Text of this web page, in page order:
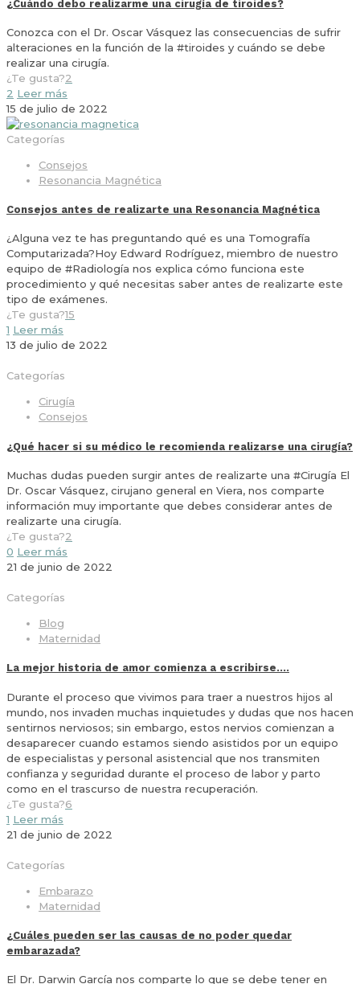
¿Cuándo debo realizarme una cirugía de tiroides?
Conozca con el Dr. Oscar Vásquez las consecuencias de sufrir
alteraciones en la función de la #tiroides y cuándo se debe
realizar una cirugía.
¿Te gusta?2
2 Leer más
15 de julio de 2022
Categorías
Consejos
Resonancia Magnética
Consejos antes de realizarte una Resonancia Magnética
¿Alguna vez te has preguntando qué es una Tomografía
Computarizada?Hoy Edward Rodríguez, miembro de nuestro
equipo de #Radiología nos explica cómo funciona este
procedimiento y qué necesitas saber antes de realizarte este
tipo de exámenes.
¿Te gusta?15
1 Leer más
13 de julio de 2022
Categorías
Cirugía
Consejos
¿Qué hacer si su médico le recomienda realizarse una cirugía?
Muchas dudas pueden surgir antes de realizarte una #Cirugía El
Dr. Oscar Vásquez, cirujano general en Viera, nos comparte
información muy importante que debes considerar antes de
realizarte una cirugía.
¿Te gusta?2
0 Leer más
21 de junio de 2022
Categorías
Blog
Maternidad
La mejor historia de amor comienza a escribirse….
Durante el proceso que vivimos para traer a nuestros hijos al
mundo, nos invaden muchas inquietudes y dudas que nos hacen
sentirnos nerviosos; sin embargo, estos nervios comienzan a
desaparecer cuando estamos siendo asistidos por un equipo
de especialistas y personal asistencial que nos transmiten
confianza y seguridad durante el proceso de labor y parto
como en el trascurso de nuestra recuperación.
¿Te gusta?6
1 Leer más
21 de junio de 2022
Categorías
Embarazo
Maternidad
¿Cuáles pueden ser las causas de no poder quedar
embarazada?
El Dr. Darwin García nos comparte lo que se debe tener en